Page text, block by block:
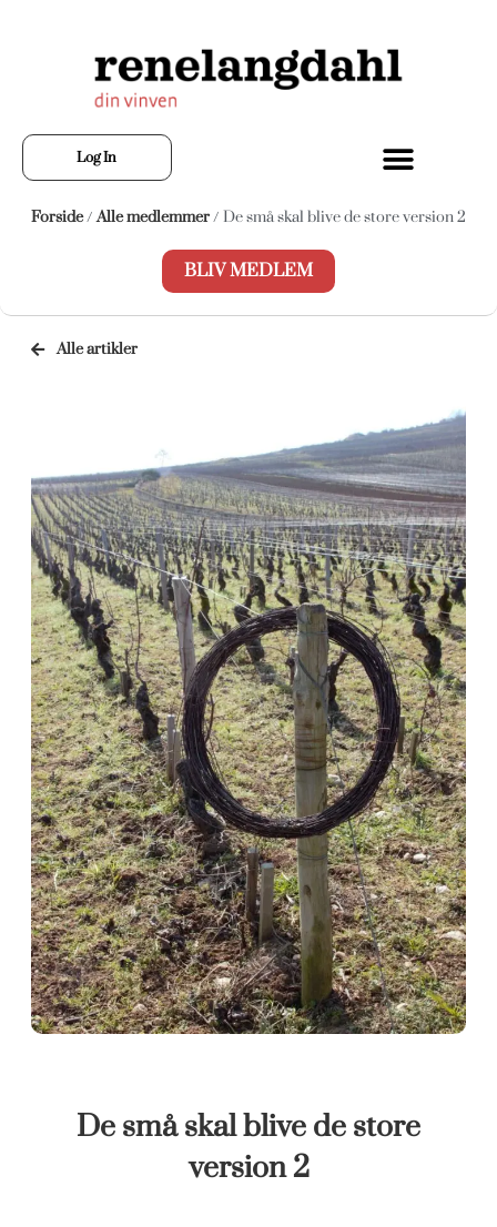
Log In
Forside/Alle medlemmer/ De små skal blive de store version 2
BLIV MEDLEM
Alle artikler
De små skal blive de store
version 2